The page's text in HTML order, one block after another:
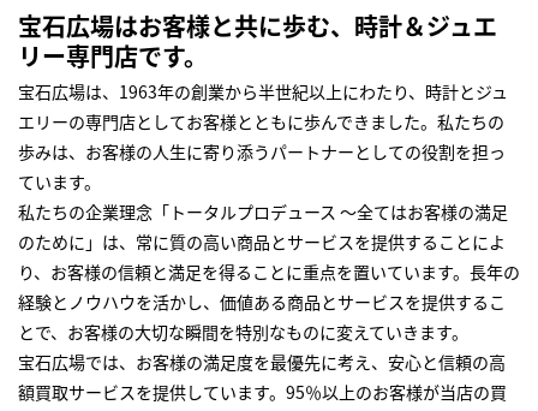
宝石広場はお客様と共に歩む、時計＆ジュエ
リー専門店です。
宝石広場は、1963年の創業から半世紀以上にわたり、時計とジュ
エリーの専門店としてお客様とともに歩んできました。私たちの
歩みは、お客様の人生に寄り添うパートナーとしての役割を担っ
ています。
私たちの企業理念「トータルプロデュース ～全てはお客様の満足
のために」は、常に質の高い商品とサービスを提供することによ
り、お客様の信頼と満足を得ることに重点を置いています。長年の
経験とノウハウを活かし、価値ある商品とサービスを提供するこ
とで、お客様の大切な瞬間を特別なものに変えていきます。
宝石広場では、お客様の満足度を最優先に考え、安心と信頼の高
額買取サービスを提供しています。95％以上のお客様が当店の買